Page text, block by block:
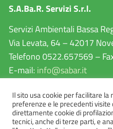
S.A.Ba.R. Servizi S.r.l.
Servizi Ambientali Bassa
Via Levata, 64 – 42017
Telefono 0522.657569 –
E-mail: info@sabar.it
P.IVA 02460240357
PEC:sabarservizisrl@pec.it
Il sito usa cookie per facilitare la
preferenze e le precedenti
direttamente cookie di
tecnici, anche di terze parti, e